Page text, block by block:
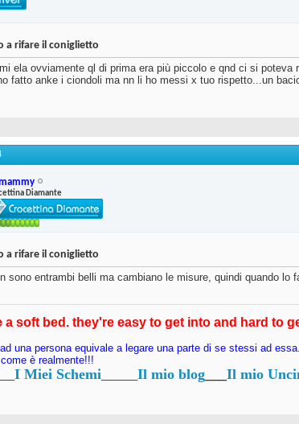
a rifare il coniglietto
ela ovviamente ql di prima era più piccolo e qnd ci si
fatto anke i ciondoli ma nn li ho messi x tuo rispetto...un
Diamante
a rifare il coniglietto
sono entrambi belli ma cambiano le misure, quindi quando lo
a soft bed. they're easy to get into and hard to
una persona equivale a legare una parte di se stessi ad
è realmente!!!
I Miei Schemi Il mio blog Il mio